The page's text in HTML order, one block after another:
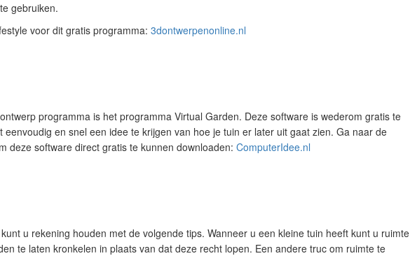
gebruiken.
voor dit gratis programma: 3dontwerpenonline.nl
programma is het programma Virtual Garden. Deze software is wederom gratis te
eenvoudig en snel een idee te krijgen van hoe je tuin er later uit gaat zien. Ga naar de
deze software direct gratis te kunnen downloaden: ComputerIdee.nl
u rekening houden met de volgende tips. Wanneer u een kleine tuin heeft kunt u ruimte
te laten kronkelen in plaats van dat deze recht lopen. Een andere truc om ruimte te